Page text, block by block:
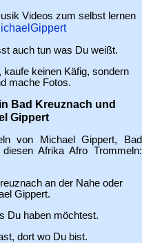
Videos zum selbst lernen
auch tun was Du weißt.
kaufe keinen Käfig, sondern
mache Fotos.
Bad Kreuznach und
Gippert
von Michael Gippert, Bad
Afrika Afro Trommeln:
an der Nahe oder
Gippert.
Du haben möchtest.
dort wo Du bist.